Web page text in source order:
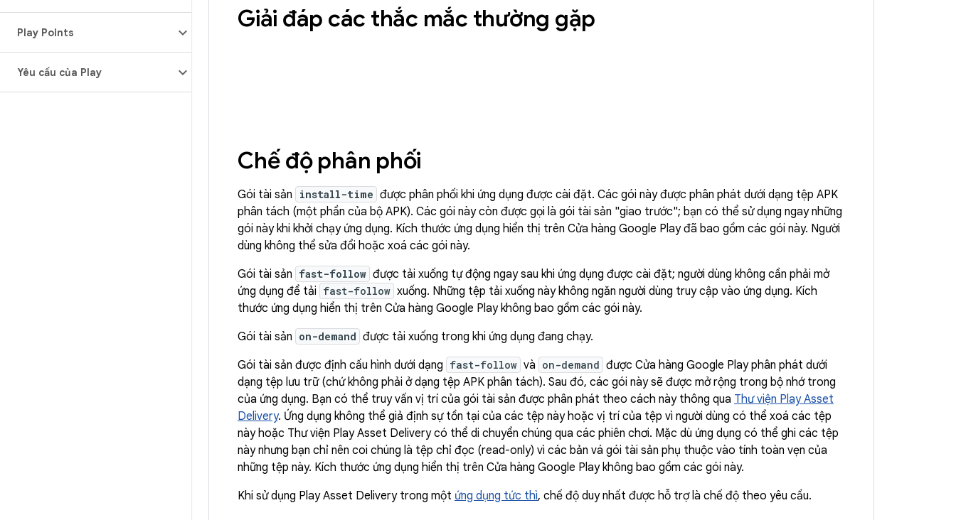
Play Points
Yêu cầu của Play
Giải đáp các thắc mắc thường gặp
Chế độ phân phối
Gói tài sản install-time được phân phối khi ứng dụng được cài đặt. Các gói này được phân phát dưới dạng tệp APK
phân tách (một phần của bộ APK). Các gói này còn được gọi là gói tài sản "giao trước"; bạn có thể sử dụng ngay những
gói này khi khởi chạy ứng dụng. Kích thước ứng dụng hiển thị trên Cửa hàng Google Play đã bao gồm các gói này. Người
dùng không thể sửa đổi hoặc xoá các gói này.
Gói tài sản fast-follow được tải xuống tự động ngay sau khi ứng dụng được cài đặt; người dùng không cần phải mở
ứng dụng để tải fast-follow xuống. Những tệp tải xuống này không ngăn người dùng truy cập vào ứng dụng. Kích
thước ứng dụng hiển thị trên Cửa hàng Google Play không bao gồm các gói này.
Gói tài sản on-demand được tải xuống trong khi ứng dụng đang chạy.
Gói tài sản được định cấu hình dưới dạng fast-follow và on-demand được Cửa hàng Google Play phân phát dưới
dạng tệp lưu trữ (chứ không phải ở dạng tệp APK phân tách). Sau đó, các gói này sẽ được mở rộng trong bộ nhớ trong
của ứng dụng. Bạn có thể truy vấn vị trí của gói tài sản được phân phát theo cách này thông qua Thư viện Play Asset
Delivery. Ứng dụng không thể giả định sự tồn tại của các tệp này hoặc vị trí của tệp vì người dùng có thể xoá các tệp
này hoặc Thư viện Play Asset Delivery có thể di chuyển chúng qua các phiên chơi. Mặc dù ứng dụng có thể ghi các tệp
này nhưng bạn chỉ nên coi chúng là tệp chỉ đọc (read-only) vì các bản vá gói tài sản phụ thuộc vào tính toàn vẹn của
những tệp này. Kích thước ứng dụng hiển thị trên Cửa hàng Google Play không bao gồm các gói này.
Khi sử dụng Play Asset Delivery trong một ứng dụng tức thì, chế độ duy nhất được hỗ trợ là chế độ theo yêu cầu.